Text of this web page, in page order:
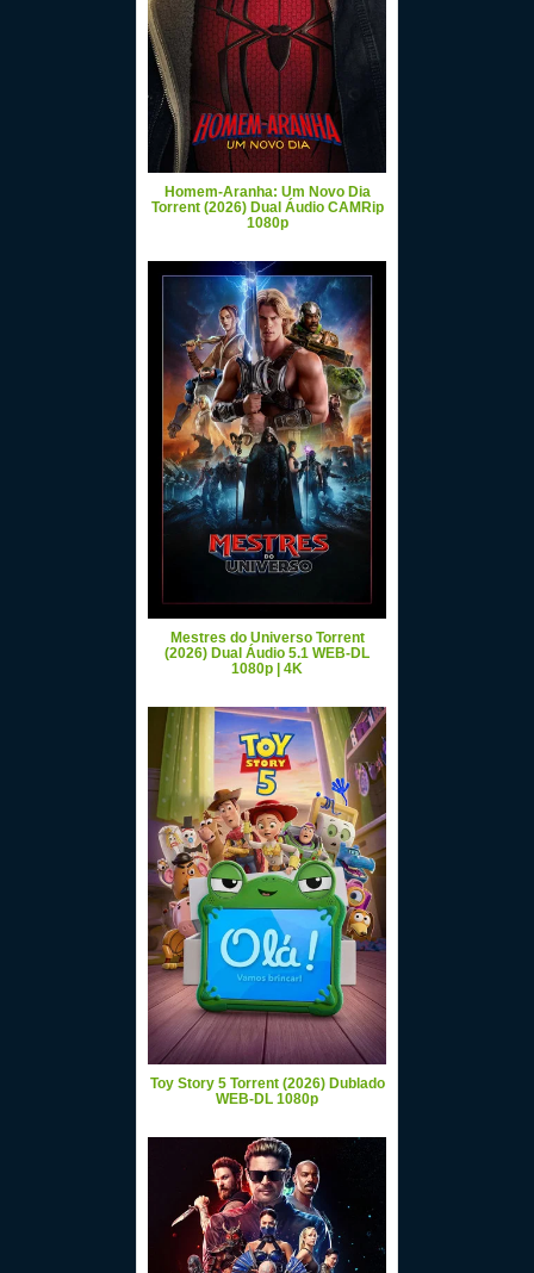
Homem-Aranha: Um Novo Dia
Torrent (2026) Dual Áudio CAMRip
1080p
Mestres do Universo Torrent
(2026) Dual Áudio 5.1 WEB-DL
1080p | 4K
Toy Story 5 Torrent (2026) Dublado
WEB-DL 1080p